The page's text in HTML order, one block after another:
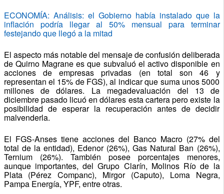
ECONOMÍA: Análisis: el Gobierno había instalado que la
inflación podría llegar al 50% mensual para terminar
festejando que llegó a la mitad
El aspecto más notable del mensaje de confusión deliberada
de Quirno Magrane es que subvaluó el activo disponible en
acciones de empresas privadas (en total son 46 y
representan el 15% de FGS), al indicar que suma unos 5000
millones de dólares. La megadevaluación del 13 de
diciembre pasado licuó en dólares esta cartera pero existe la
posibilidad de esperar la recuperación antes de decidir
malvenderla.
El FGS-Anses tiene acciones del Banco Macro (27% del
total de la entidad), Edenor (26%), Gas Natural Ban (26%),
Ternium (26%). También posee porcentajes menores,
aunque importantes, del Grupo Clarín, Molinos Río de la
Plata (Pérez Companc), Mirgor (Caputo), Loma Negra,
Pampa Energía, YPF, entre otras.